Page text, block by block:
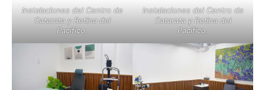
Instalaciones del Centro de
Catarata y Retina del
Pacífico.
Instalaciones del Centro de
Catarata y Retina del
Pacífico.